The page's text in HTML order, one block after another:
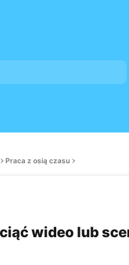
Praca z osią czasu
wideo lub